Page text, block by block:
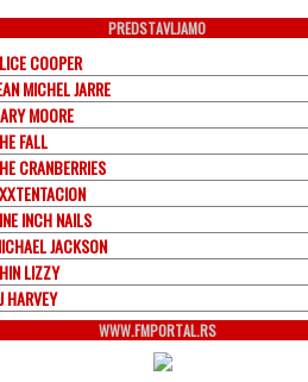
PREDSTAVLJAMO
COOPER
MICHEL JARRE
MOORE
FALL
CRANBERRIES
INCH NAILS
JACKSON
LIZZY
HARVEY
WWW.FMPORTAL.RS